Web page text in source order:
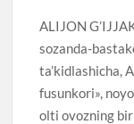
ALIJON
sozanda-
ta’kidlashicha,
fusunkori»,
olti ovozning